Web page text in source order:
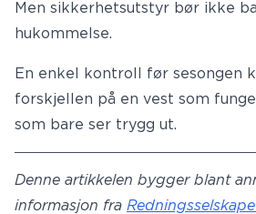
Men sikkerhetsutstyr bør ikke
hukommelse.
En enkel kontroll før sesongen
forskjellen på en vest som
som bare ser trygg ut.
Denne artikkelen bygger blant
informasjon fra